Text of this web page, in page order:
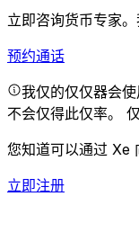
立即咨询货币专家。
预约通话
我仅的仅仅器会
不会仅得此仅率。
您知道可以通过 Xe
立即注册